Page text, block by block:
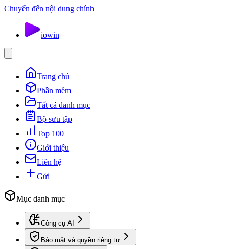
Chuyển đến nội dung chính
iowin
Trang chủ
Phần mềm
Tất cả danh mục
Bộ sưu tập
Top 100
Giới thiệu
Liên hệ
Gửi
Mục danh mục
Công cụ AI
Bảo mật và quyền riêng tư